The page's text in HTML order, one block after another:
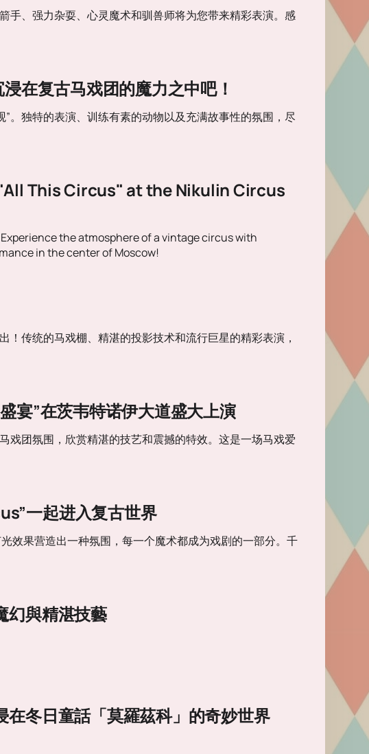
手、强力杂耍、心灵魔术和驯兽师将为您带来精彩表演。感
在复古马戏团的魔力之中吧！
。独特的表演、训练有素的动物以及充满故事性的氛围，尽
This Circus" at the Nikulin Circus
the atmosphere of a vintage circus with
in the center of Moscow!
传统的马戏棚、精湛的投影技术和流行巨星的精彩表演，
宴”在茨韦特诺伊大道盛大上演
戏团氛围，欣赏精湛的技艺和震撼的特效。这是一场马戏爱
一起进入复古世界
效果营造出一种氛围，每一个魔术都成为戏剧的一部分。千
幻與精湛技藝
冬日童話「莫羅茲科」的奇妙世界